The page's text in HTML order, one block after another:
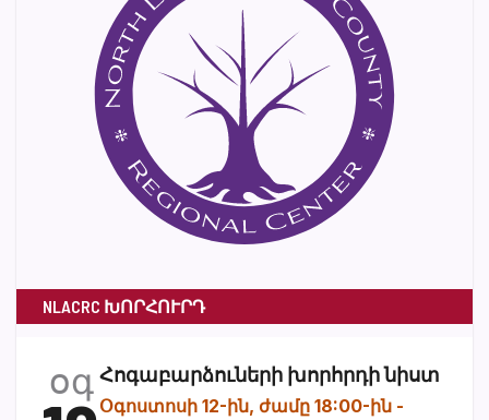
NLACRC ԽՈՐՀՈՒՐԴ
օգ Հոգաբարձուների խորհրդի նիստ
Օգոստոսի 12-ին, ժամը 18:00-ին -